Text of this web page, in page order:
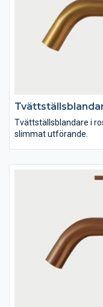
Tvättställsblandare i
slimmat utförande.